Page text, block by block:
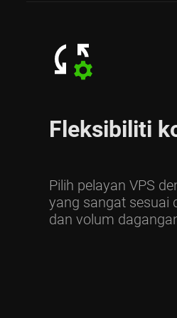
Fleksibiliti
Pilih pelayan VPS
yang sangat sesuai
dan volum